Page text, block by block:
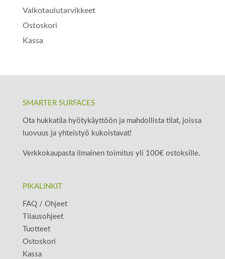
Valkotaulutarvikkeet
Ostoskori
Kassa
SMARTER SURFACES
Ota hukkatila hyötykäyttöön ja mahdollista tilat, joissa
luovuus ja yhteistyö kukoistavat!
Verkkokaupasta ilmainen toimitus yli 100€ ostoksille.
PIKALINKIT
FAQ / Ohjeet
Tilausohjeet
Tuotteet
Ostoskori
Kassa